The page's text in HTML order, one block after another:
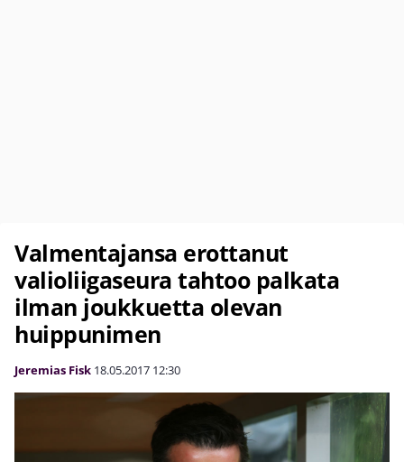
Valmentajansa erottanut
valioliigaseura tahtoo palkata
ilman joukkuetta olevan
huippunimen
Jeremias Fisk 18.05.2017 12:30